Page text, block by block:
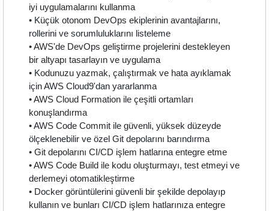
iyi uygulamalarını kullanma
• Küçük otonom DevOps ekiplerinin avantajlarını,
rollerini ve sorumluluklarını listeleme
• AWS'de DevOps geliştirme projelerini destekleyen
bir altyapı tasarlayın ve uygulama
• Kodunuzu yazmak, çalıştırmak ve hata ayıklamak
için AWS Cloud9'dan yararlanma
• AWS Cloud Formation ile çeşitli ortamları
konuşlandırma
• AWS Code Commit ile güvenli, yüksek düzeyde
ölçeklenebilir ve özel Git depolarını barındırma
• Git depolarını CI/CD işlem hatlarına entegre etme
• AWS Code Build ile kodu oluşturmayı, test etmeyi ve
derlemeyi otomatikleştirme
• Docker görüntülerini güvenli bir şekilde depolayıp
kullanın ve bunları CI/CD işlem hatlarınıza entegre